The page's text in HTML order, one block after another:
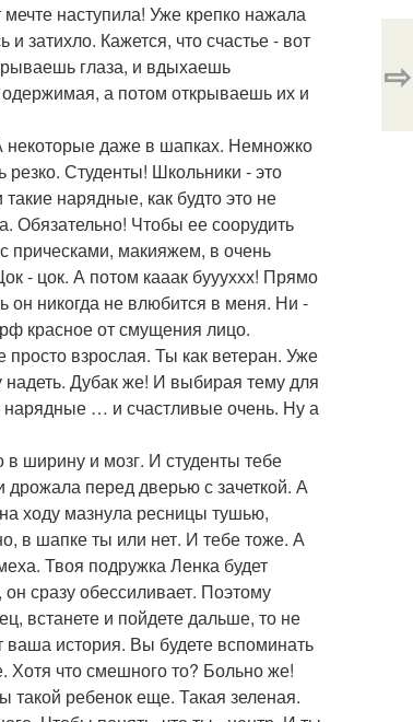
наступила! Уже крепко нажала
затихло. Кажется, что счастье - вот
глаза, и вдыхаешь
а потом открываешь их и
некоторые даже в шапках. Немножко
Студенты! Школьники - это
нарядные, как будто это не
Обязательно! Чтобы ее соорудить
прическами, макияжем, в очень
- цок. А потом кааак буууххх! Прямо
никогда не влюбится в меня. Ни -
красное от смущения лицо.
взрослая. Ты как ветеран. Уже
надеть. Дубак же! И выбирая тему для
нарядные … и счастливые очень. Ну а
ширину и мозг. И студенты тебе
дрожала перед дверью с зачеткой. А
ходу мазнула ресницы тушью,
в шапке ты или нет. И тебе тоже. А
Твоя подружка Ленка будет
он сразу обессиливает. Поэтому
встанете и пойдете дальше, то не
ваша история. Вы будете вспоминать
Хотя что смешного то? Больно же!
ребенок еще. Такая зеленая.
⇨